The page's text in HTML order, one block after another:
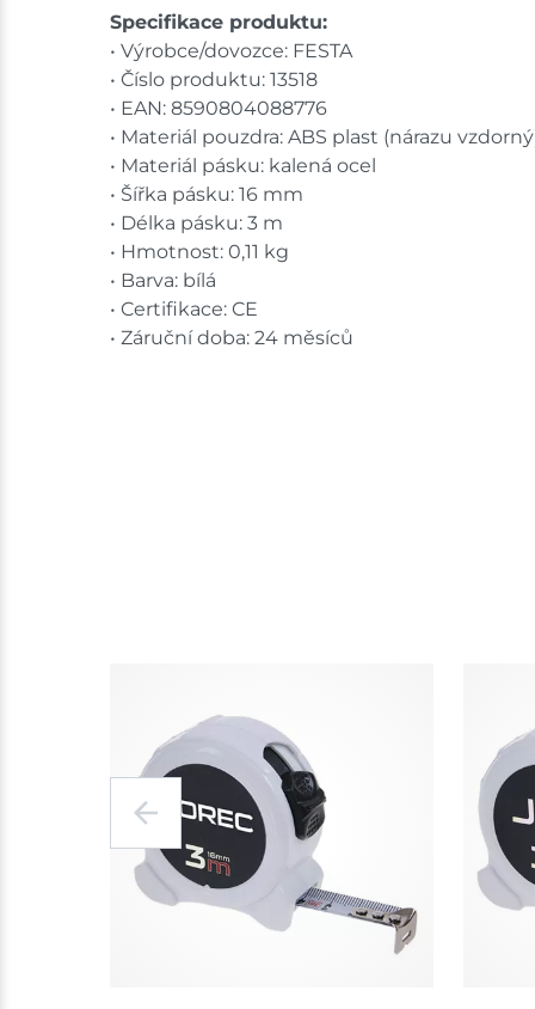
Specifikace produktu:
• Výrobce/dovozce: FESTA
• Číslo produktu: 13518
• EAN: 8590804088776
• Materiál pouzdra: ABS plast (nárazu
• Materiál pásku: kalená ocel
• Šířka pásku: 16 mm
• Délka pásku: 3 m
• Hmotnost: 0,11 kg
• Barva: bílá
• Certifikace: CE
• Záruční doba: 24 měsíců